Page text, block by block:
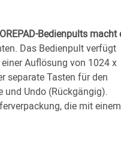
Bedienpults macht
Das Bedienpult verfügt
Auflösung von 1024 x
separate Tasten für den
und Undo (Rückgängig).
die mit einem